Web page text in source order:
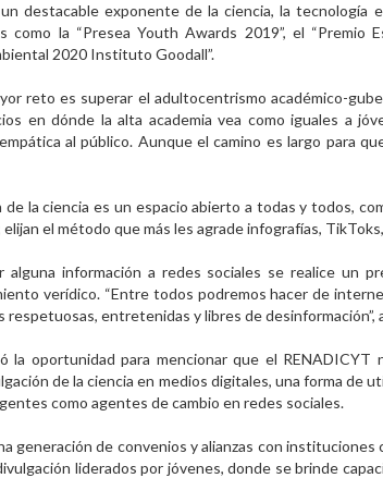
destacable exponente de la ciencia, la tecnología
como la “Presea Youth Awards 2019”, el “Premio
2020 Instituto Goodall”.
reto es superar el adultocentrismo académico-
en dónde la alta academia vea como iguales a
al público. Aunque el camino es largo para
de la ciencia es un espacio abierto a todas y todos,
el método que más les agrade infografías,
alguna información a redes sociales se realice un
verídico. “Entre todos podremos hacer de
entretenidas y libres de desinformación”,
la oportunidad para mencionar que el RENADICYT
de la ciencia en medios digitales, una forma de
como agentes de cambio en redes sociales.
generación de convenios y alianzas con
liderados por jóvenes, donde se brinde